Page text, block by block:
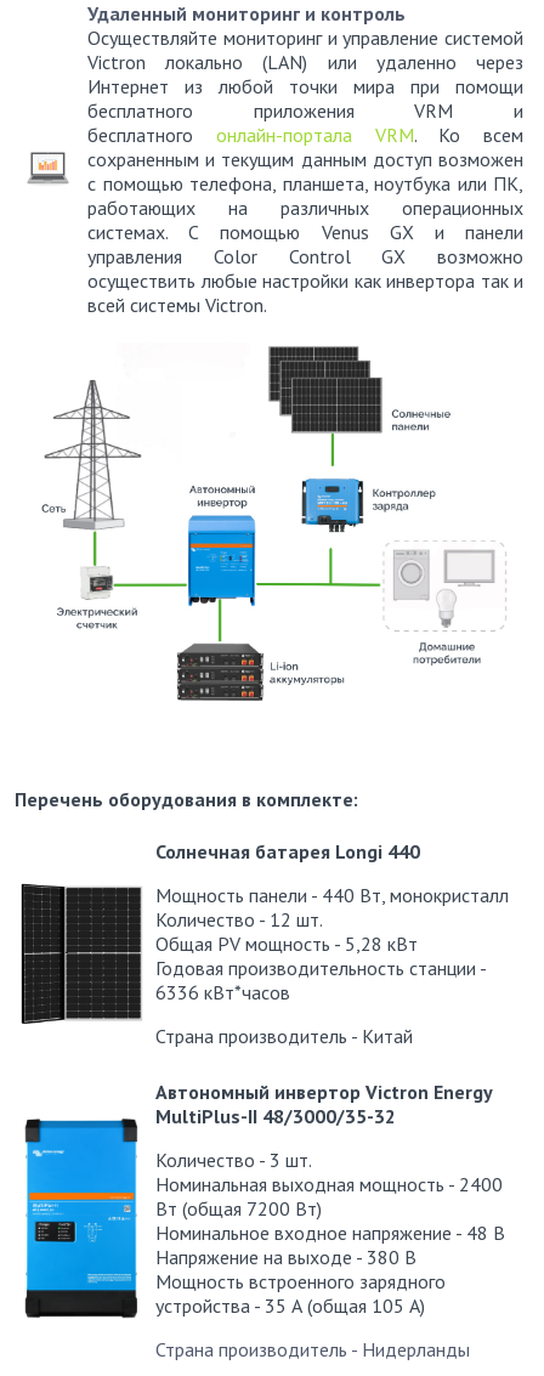
Удаленный мониторинг и контроль
Осуществляйте мониторинг и управление системой
Victron локально (LAN) или удаленно через
Интернет из любой точки мира при помощи
бесплатного приложения VRM и
бесплатного онлайн-портала VRM. Ко всем
сохраненным и текущим данным доступ возможен
с помощью телефона, планшета, ноутбука или ПК,
работающих на различных операционных
системах. С помощью Venus GX и панели
управления Color Control GX возможно
осуществить любые настройки как инвертора так и
всей системы Victron.
Перечень оборудования в комплекте:
Солнечная батарея Longi 440
Мощность панели - 440 Вт, монокристалл
Количество - 12 шт.
Общая PV мощность - 5,28 кВт
Годовая производительность станции -
6336 кВт*часов
Страна производитель - Китай
Автономный инвертор Victron Energy
MultiPlus-II 48/3000/35-32
Количество - 3 шт.
Номинальная выходная мощность - 2400
Вт (общая 7200 Вт)
Номинальное входное напряжение - 48 В
Напряжение на выходе - 380 В
Мощность встроенного зарядного
устройства - 35 А (общая 105 А)
Страна производитель - Нидерланды